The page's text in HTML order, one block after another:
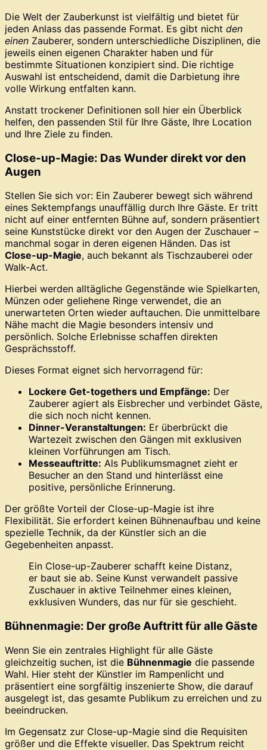
Die Welt der Zauberkunst ist vielfältig und bietet für
jeden Anlass das passende Format. Es gibt nicht den
einen Zauberer, sondern unterschiedliche Disziplinen, die
jeweils einen eigenen Charakter haben und für
bestimmte Situationen konzipiert sind. Die richtige
Auswahl ist entscheidend, damit die Darbietung ihre
volle Wirkung entfalten kann.
Anstatt trockener Definitionen soll hier ein Überblick
helfen, den passenden Stil für Ihre Gäste, Ihre Location
und Ihre Ziele zu finden.
Close-up-Magie: Das Wunder direkt vor den
Augen
Stellen Sie sich vor: Ein Zauberer bewegt sich während
eines Sektempfangs unauffällig durch Ihre Gäste. Er tritt
nicht auf einer entfernten Bühne auf, sondern präsentiert
seine Kunststücke direkt vor den Augen der Zuschauer –
manchmal sogar in deren eigenen Händen. Das ist
Close-up-Magie, auch bekannt als Tischzauberei oder
Walk-Act.
Hierbei werden alltägliche Gegenstände wie Spielkarten,
Münzen oder geliehene Ringe verwendet, die an
unerwarteten Orten wieder auftauchen. Die unmittelbare
Nähe macht die Magie besonders intensiv und
persönlich. Solche Erlebnisse schaffen direkten
Gesprächsstoff.
Dieses Format eignet sich hervorragend für:
Lockere Get-togethers und Empfänge: Der
Zauberer agiert als Eisbrecher und verbindet Gäste,
die sich noch nicht kennen.
Dinner-Veranstaltungen: Er überbrückt die
Wartezeit zwischen den Gängen mit exklusiven
kleinen Vorführungen am Tisch.
Messeauftritte: Als Publikumsmagnet zieht er
Besucher an den Stand und hinterlässt eine
positive, persönliche Erinnerung.
Der größte Vorteil der Close-up-Magie ist ihre
Flexibilität. Sie erfordert keinen Bühnenaufbau und keine
spezielle Technik, da der Künstler sich an die
Gegebenheiten anpasst.
Ein Close-up-Zauberer schafft keine Distanz,
er baut sie ab. Seine Kunst verwandelt passive
Zuschauer in aktive Teilnehmer eines kleinen,
exklusiven Wunders, das nur für sie geschieht.
Bühnenmagie: Der große Auftritt für alle Gäste
Wenn Sie ein zentrales Highlight für alle Gäste
gleichzeitig suchen, ist die Bühnenmagie die passende
Wahl. Hier steht der Künstler im Rampenlicht und
präsentiert eine sorgfältig inszenierte Show, die darauf
ausgelegt ist, das gesamte Publikum zu erreichen und zu
beeindrucken.
Im Gegensatz zur Close-up-Magie sind die Requisiten
größer und die Effekte visueller. Das Spektrum reicht